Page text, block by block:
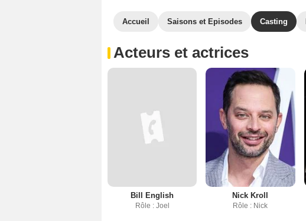
Accueil Saisons et Episodes Casting
Acteurs et actrices
Bill English
Rôle : Joel
Nick Kroll
Rôle : Nick